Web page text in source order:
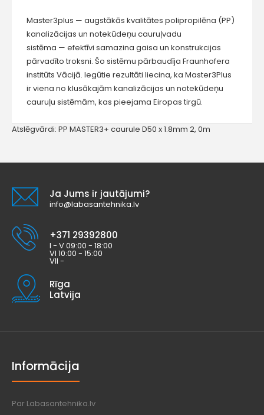
Master3plus — augstākās kvalitātes polipropilēna (PP)
kanalizācijas un notekūdeņu cauruļvadu
sistēma — efektīvi samazina gaisa un konstrukcijas
pārvadīto troksni. Šo sistēmu pārbaudīja Fraunhofera
institūts Vācijā. Iegūtie rezultāti liecina, ka Master3Plus
ir viena no klusākajām kanalizācijas un notekūdeņu
cauruļu sistēmām, kas pieejama Eiropas tirgū.
Atslēgvārdi: PP MASTER3+ caurule D50 x 1.8mm 2, 0m
Ja Jums ir jautājumi?
info@labasantehnika.lv
+371 29392800
I - V 09:00 - 18:00
VI 10:00 - 15:00
VII -
Rīga
Latvija
Informācija
Par Labasantehnika.lv